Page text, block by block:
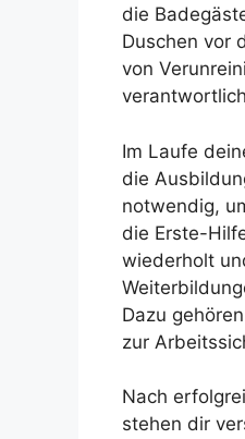
die
Duschen vor
von
Im Laufe
die
notwendig,
die Erste-
wiederholt
Dazu
zur
Nach
stehen dir